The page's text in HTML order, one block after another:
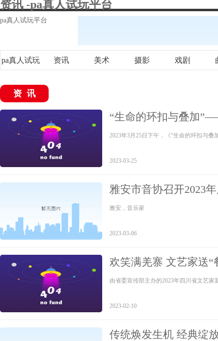
资讯 -pa真人试玩平台
pa真人试玩平台
pa真人试玩 资讯 美术 摄影 戏剧
资讯
“生命的环扣与叠加
在成都市瀞园美术馆
2023年3月25日下午，《“生命的环扣与
2023-03-25
雅安市音协召开2023
议
雅安，音乐家
2023-03-06
欢笑满羌寨 文艺家送“
由省委宣传部主办的2023年四川省文艺
2023-02-10
传统焕发生机 经典绽